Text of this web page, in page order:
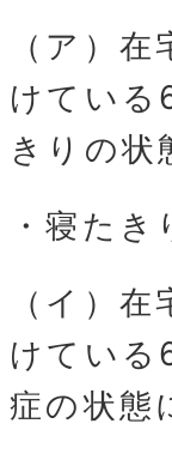
（ア）
けている
きりの状
・寝た
（イ）
けている
症の状態